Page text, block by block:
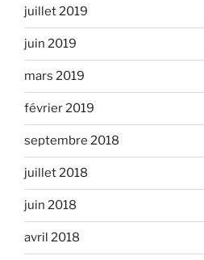
juillet 2019
juin 2019
mars 2019
février 2019
septembre 2018
juillet 2018
juin 2018
avril 2018